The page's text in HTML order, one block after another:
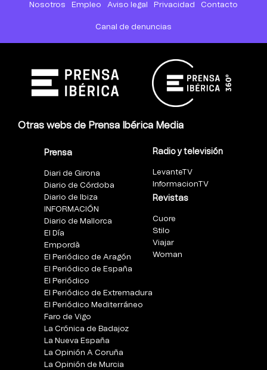
Nosotros Empleo Aviso legal Privacidad Contacto
Canal de denuncias
Otras webs de Prensa Ibérica Media
Prensa
Diari de Girona
Diario de Córdoba
Diario de Ibiza
INFORMACIÓN
Diario de Mallorca
El Día
Empordà
El Periódico de Aragón
El Periódico de España
El Periódico
El Periódico de Extremadura
El Periódico Mediterráneo
Faro de Vigo
La Crónica de Badajoz
La Nueva España
La Opinión A Coruña
La Opinión de Murcia
Radio y televisión
LevanteTV
InformacionTV
Revistas
Cuore
Stilo
Viajar
Woman